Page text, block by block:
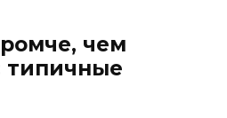
чем
типичные